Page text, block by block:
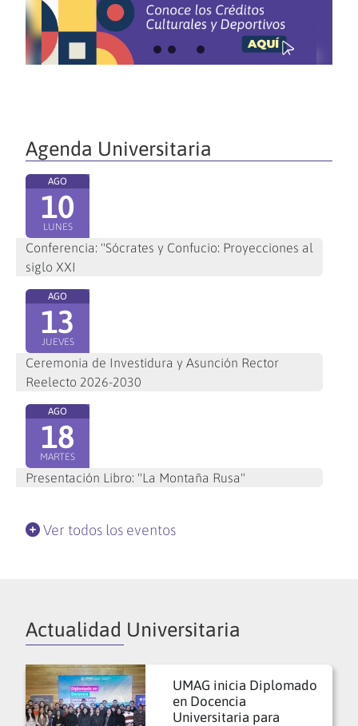
Agenda Universitaria
AGO
10
LUNES
Conferencia: "Sócrates y Confucio: Proyecciones al
siglo XXI
AGO
13
JUEVES
Ceremonia de Investidura y Asunción Rector
Reelecto 2026-2030
AGO
18
MARTES
Presentación Libro: "La Montaña Rusa"
Ver todos los eventos
Actualidad Universitaria
UMAG inicia Diplomado
en Docencia
Universitaria para